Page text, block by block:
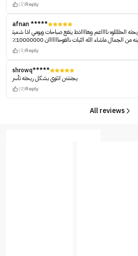
(3)Reply
afnan *****
الحللللوه نااااعم وهااااذط ينفع صباحات ويومي اذا شميت
الجمال ماشاء الله الثبات ىالفوحااااااان 10000000٪؜
(3)Reply
shrowq*****
يجننننن انثوي بشكل ريحته تأسر
(0)Reply
All reviews